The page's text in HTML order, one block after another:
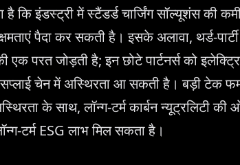
कि इंडस्ट्री में स्टैंडर्ड चार्जिंग सॉल्यूशंस की
पैदा कर सकती है। इसके अलावा, थर्ड-पार्टी
एक परत जोड़ती है; इन छोटे पार्टनर्स को
चेन में अस्थिरता आ सकती है। बड़ी टेक
के साथ, लॉन्ग-टर्म कार्बन न्यूट्रलिटी
टर्म ESG लाभ मिल सकता है।